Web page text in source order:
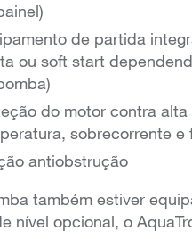
de partida
ou soft start
do motor contra alta
sobrecorrente e
antiobstrução
também estiver
nível opcional, o